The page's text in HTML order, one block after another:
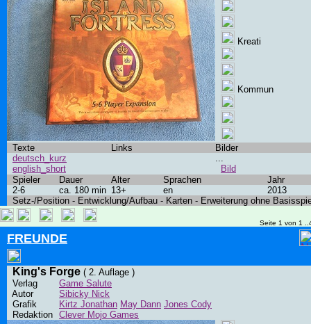
Kreati
Kommun
Texte Links
Bilder
deutsch_kurz
english_short
...
Bild
Spieler
Dauer Alter Sprachen
Jahr
2-6
ca. 180 min 13+ en
2013
Setz-/Position - Entwicklung/Aufbau - Karten - Erweiterung ohne
Seite 1 von 1
FREUNDE
King's Forge ( 2. Auflage )
Verlag
Game Salute
Autor
Sibicky Nick
Grafik
Kirtz Jonathan May Dann Jones Cody
Redaktion Clever Mojo Games